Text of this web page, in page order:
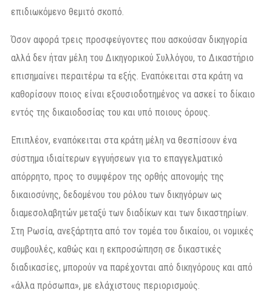
επιδιωκόμενο θεμιτό σκοπό.
Όσον αφορά τρεις προσφεύγοντες που ασκούσαν δικηγορία
αλλά δεν ήταν μέλη του Δικηγορικού Συλλόγου, το Δικαστήριο
επισημαίνει περαιτέρω τα εξής. Εναπόκειται στα κράτη να
καθορίσουν ποιος είναι εξουσιοδοτημένος να ασκεί το δίκαιο
εντός της δικαιοδοσίας του και υπό ποιους όρους.
Επιπλέον, εναπόκειται στα κράτη μέλη να θεσπίσουν ένα
σύστημα ιδιαίτερων εγγυήσεων για το επαγγελματικό
απόρρητο, προς το συμφέρον της ορθής απονομής της
δικαιοσύνης, δεδομένου του ρόλου των δικηγόρων ως
διαμεσολαβητών μεταξύ των διαδίκων και των δικαστηρίων.
Στη Ρωσία, ανεξάρτητα από τον τομέα του δικαίου, οι νομικές
συμβουλές, καθώς και η εκπροσώπηση σε δικαστικές
διαδικασίες, μπορούν να παρέχονται από δικηγόρους και από
«άλλα πρόσωπα», με ελάχιστους περιορισμούς.